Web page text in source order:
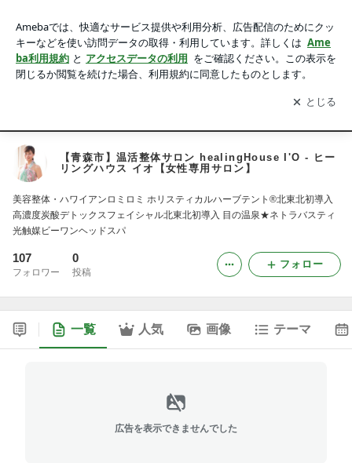
ス イオ【女性専用サロン】
アプリをダウンロードして ブログの更新通知
を受け取りまし
ょう。
開く
【青森市】温活整体サロン healingHouse I'O - ヒー
リングハウス イオ【女性専用サロン】
美容整体・ハワイアンロミロミ ホリスティカルハーブテント®北東北初導入
高濃度炭酸デトックスフェイシャル北東北初導入 目の温泉★ネトラバスティ
光触媒ビーワンヘッドスパ
107
フォロワー
0
投稿
フォロー
一覧 人気 画像 テーマ
広告を表示できませんでした